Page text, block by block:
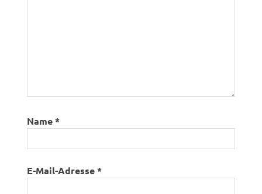
Name*
E-Mail-Adresse*